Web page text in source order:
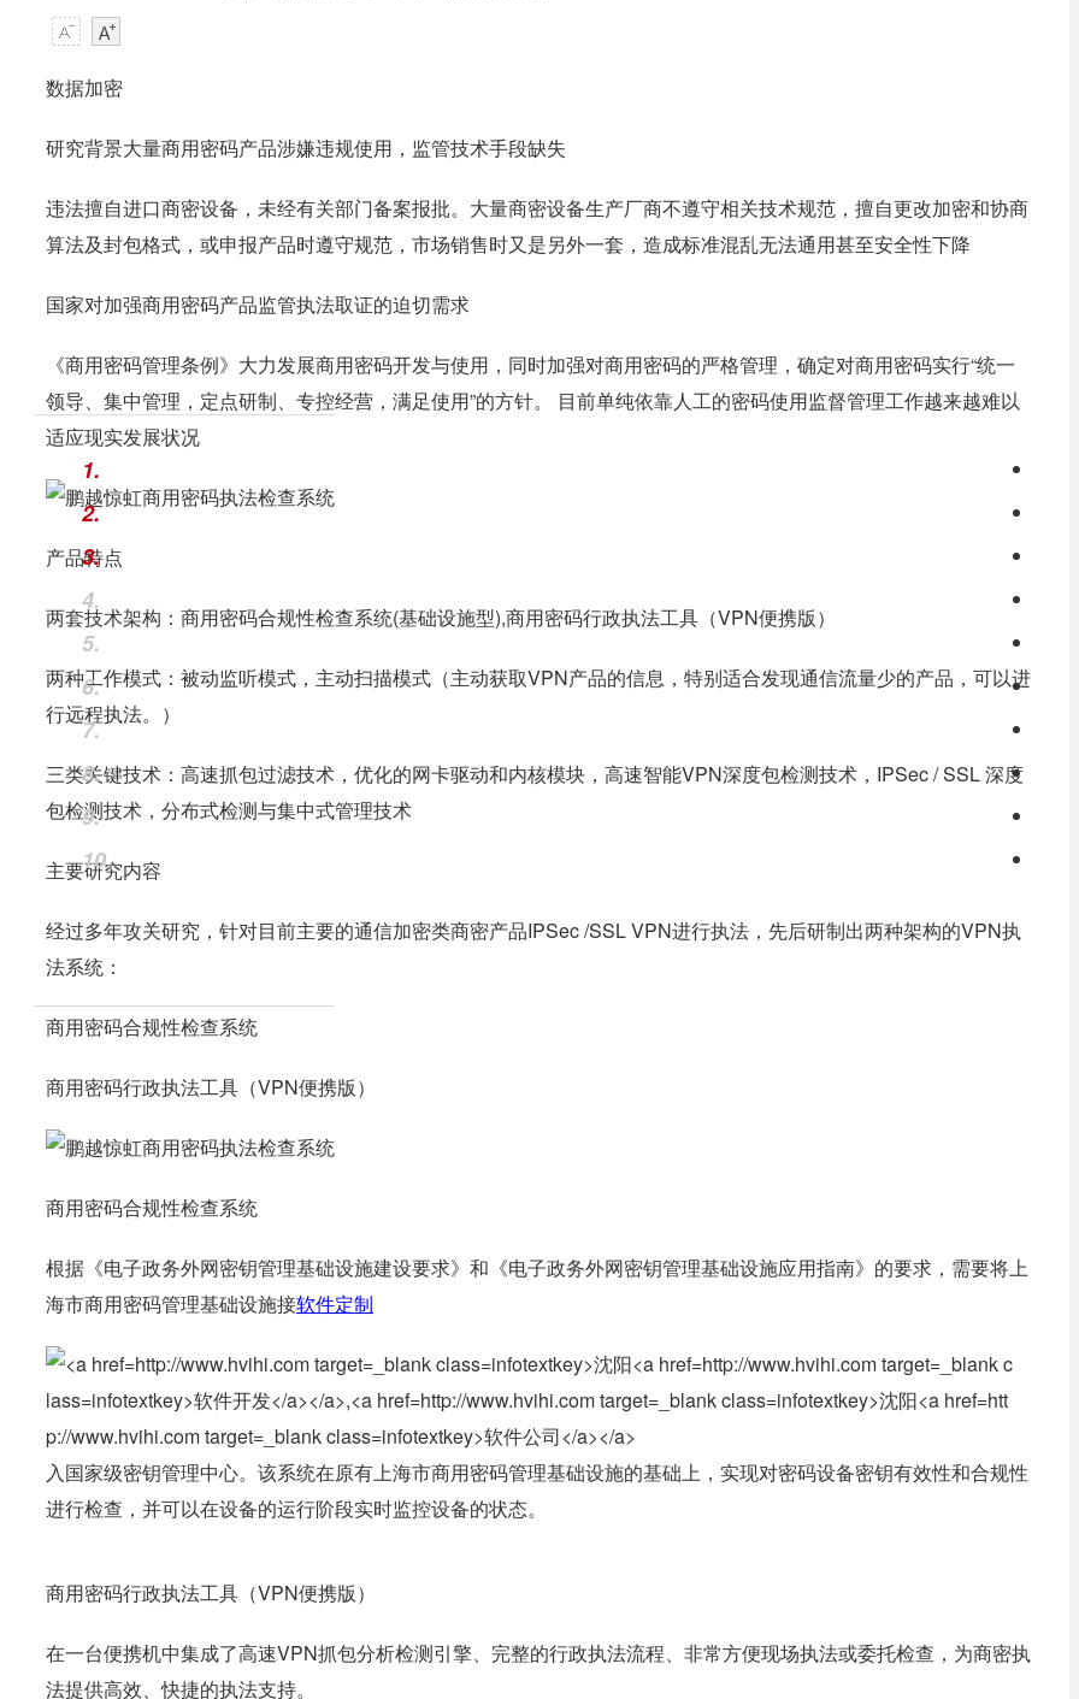
数据加密
研究背景大量商用密码产品涉嫌违规使用，监管技术手段缺失
违法擅自进口商密设备，未经有关部门备案报批。大量商密设备生产厂商不遵守相关技术规范，擅自更改加密和协商
算法及封包格式，或申报产品时遵守规范，市场销售时又是另外一套，造成标准混乱无法通用甚至安全性下降
国家对加强商用密码产品监管执法取证的迫切需求
《商用密码管理条例》大力发展商用密码开发与使用，同时加强对商用密码的严格管理，确定对商用密码实行“统一
领导、集中管理，定点研制、专控经营，满足使用”的方针。 目前单纯依靠人工的密码使用监督管理工作越来越难以
适应现实发展状况
产品特点
两套技术架构：商用密码合规性检查系统(基础设施型),商用密码行政执法工具（VPN便携版）
两种工作模式：被动监听模式，主动扫描模式（主动获取VPN产品的信息，特别适合发现通信流量少的产品，可以进
行远程执法。）
三类关键技术：高速抓包过滤技术，优化的网卡驱动和内核模块，高速智能VPN深度包检测技术，IPSec / SSL 深度
包检测技术，分布式检测与集中式管理技术
主要研究内容
经过多年攻关研究，针对目前主要的通信加密类商密产品IPSec /SSL VPN进行执法，先后研制出两种架构的VPN执
法系统：
商用密码合规性检查系统
商用密码行政执法工具（VPN便携版）
商用密码合规性检查系统
根据《电子政务外网密钥管理基础设施建设要求》和《电子政务外网密钥管理基础设施应用指南》的要求，需要将上
海市商用密码管理基础设施接软件定制
入国家级密钥管理中心。该系统在原有上海市商用密码管理基础设施的基础上，实现对密码设备密钥有效性和合规性
进行检查，并可以在设备的运行阶段实时监控设备的状态。
商用密码行政执法工具（VPN便携版）
在一台便携机中集成了高速VPN抓包分析检测引擎、完整的行政执法流程、非常方便现场执法或委托检查，为商密执
法提供高效、快捷的执法支持。
1.
2.
3.
4.
5.
6.
7.
8.
9.
10.